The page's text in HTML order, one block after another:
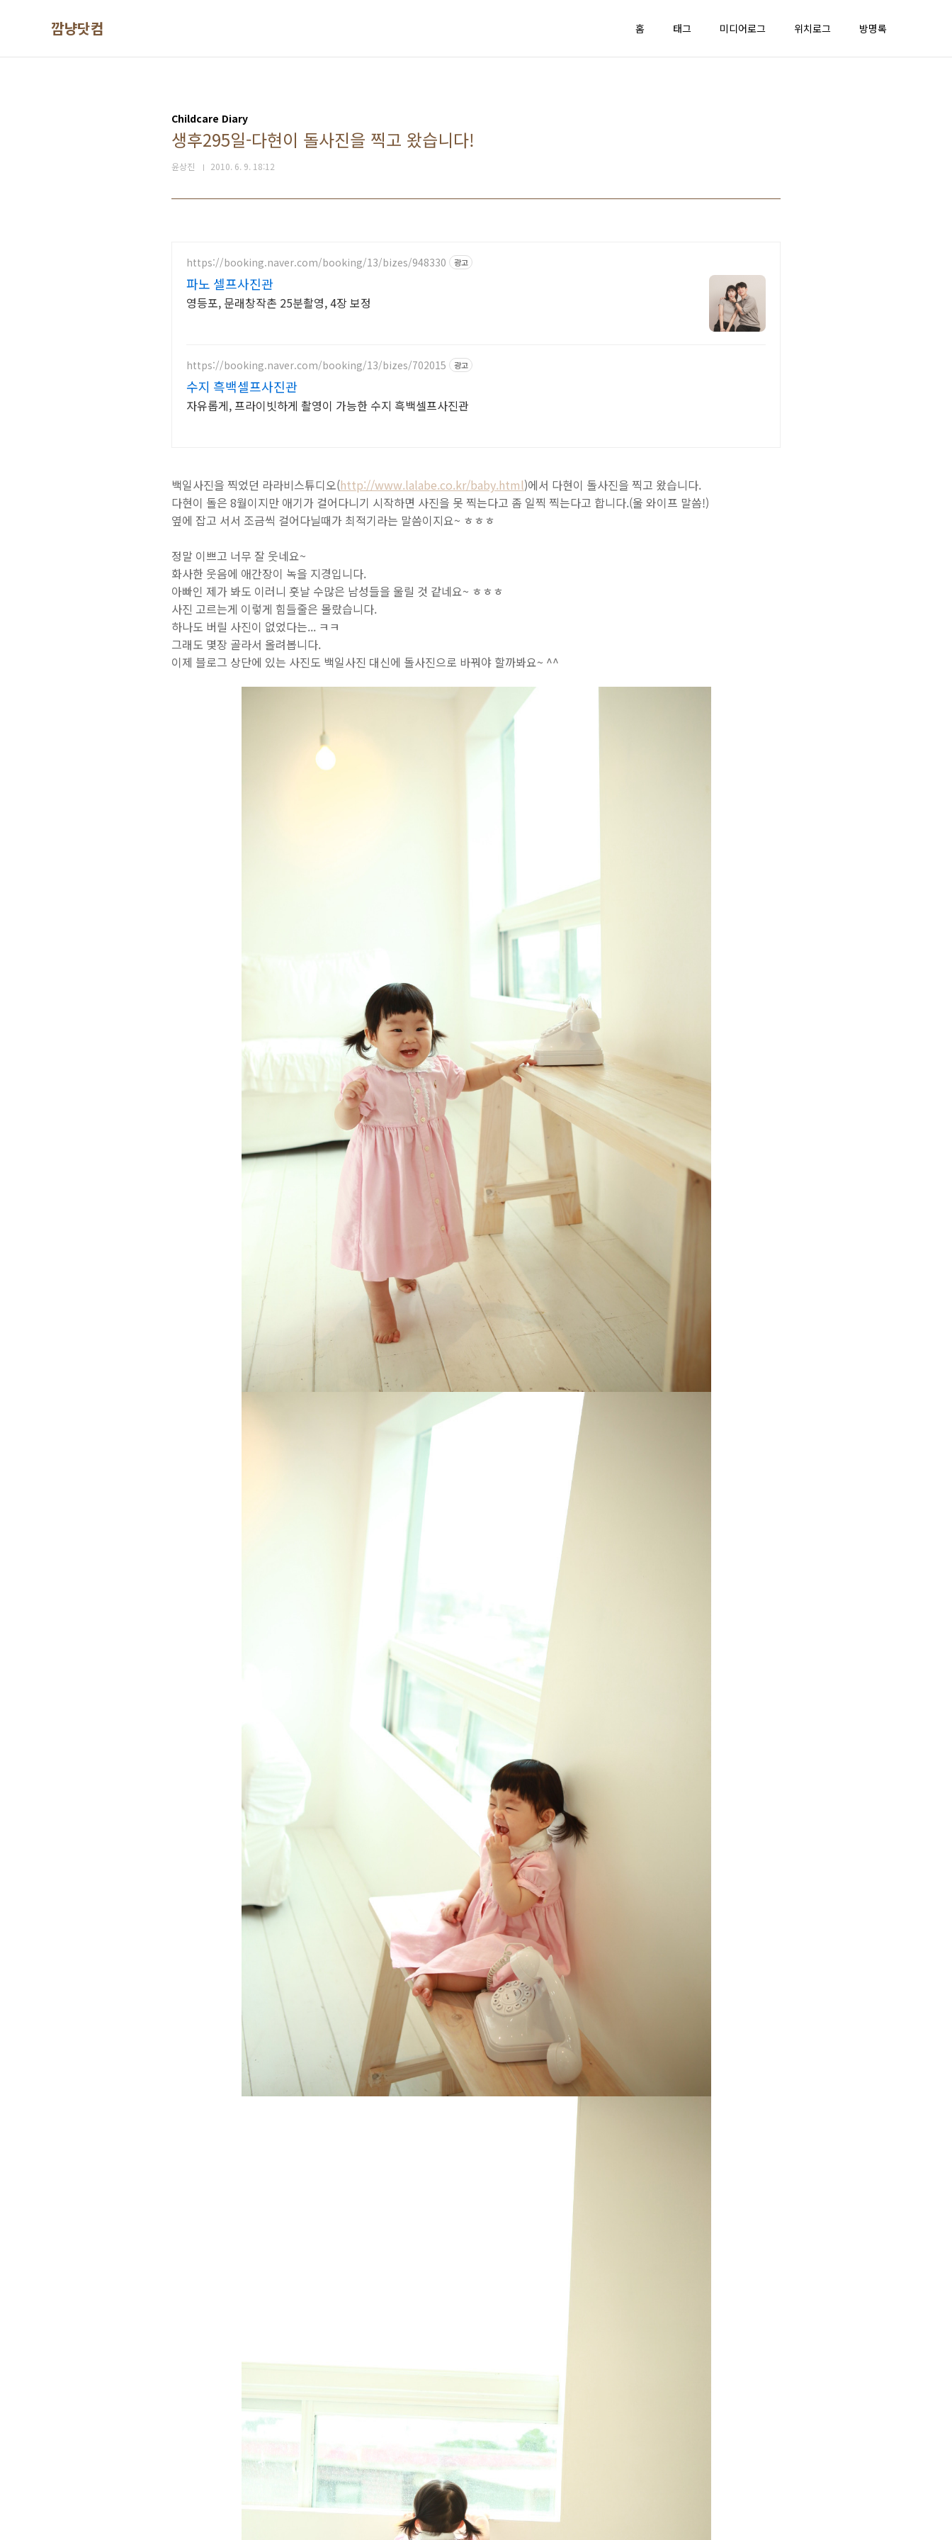
깜냥닷컴 홈 태그 미디어로그 위치로그 방명록
Childcare Diary
생후295일-다현이 돌사진을 찍고 왔습니다!
윤상진 2010. 6. 9. 18:12
https://booking.naver.com/booking/13/bizes/948330 광고
파노 셀프사진관
영등포, 문래창작촌 25분촬영, 4장 보정
https://booking.naver.com/booking/13/bizes/702015 광고
수지 흑백셀프사진관
자유롭게, 프라이빗하게 촬영이 가능한 수지 흑백셀프사진관
백일사진을 찍었던 라라비스튜디오(http://www.lalabe.co.kr/baby.html)에서 다현이 돌사진을 찍고 왔습니다.
다현이 돌은 8월이지만 애기가 걸어다니기 시작하면 사진을 못 찍는다고 좀 일찍 찍는다고 합니다.(울 와이프 말씀!)
옆에 잡고 서서 조금씩 걸어다닐때가 최적기라는 말씀이지요~ ㅎㅎㅎ
정말 이쁘고 너무 잘 웃네요~
화사한 웃음에 애간장이 녹을 지경입니다.
아빠인 제가 봐도 이러니 훗날 수많은 남성들을 울릴 것 같네요~ ㅎㅎㅎ
사진 고르는게 이렇게 힘들줄은 몰랐습니다.
하나도 버릴 사진이 없었다는... ㅋㅋ
그래도 몇장 골라서 올려봅니다.
이제 블로그 상단에 있는 사진도 백일사진 대신에 돌사진으로 바꿔야 할까봐요~ ^^